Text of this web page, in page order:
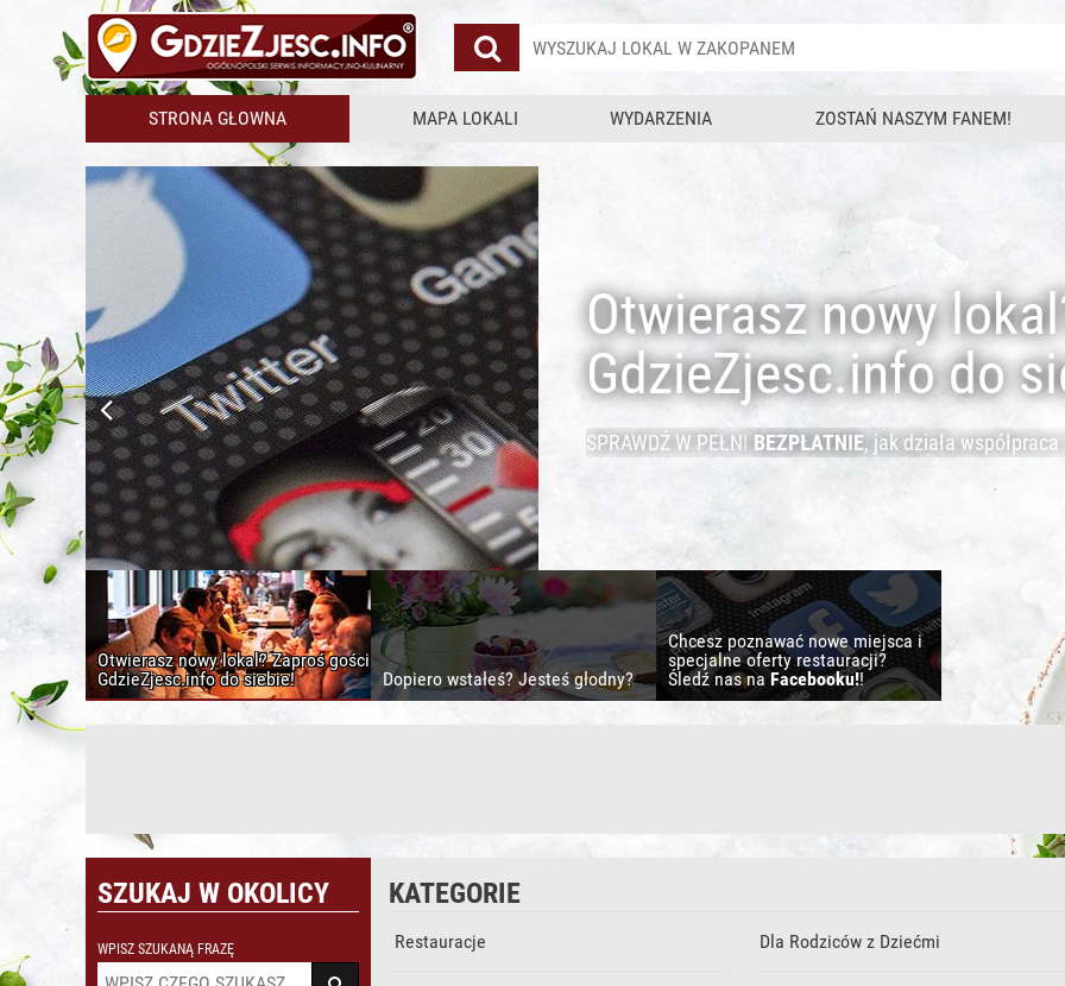
STRONA GŁOWNA MAPA LOKALI WYDARZENIA ZOSTAŃ NASZYM FANEM!
Otwierasz nowy lokal? Zaproś gości
GdzieZjesc.info do siebie!
SPRAWDŹ W PEŁNIBEZPŁATNIE, jak działa współpraca z nami
Otwierasz nowy lokal? Zaproś gości
GdzieZjesc.info do siebie!
Dopiero wstałeś? Jesteś głodny?
Chcesz poznawać nowe miejsca i
specjalne oferty restauracji?
Śledź nas na Facebooku!!
SZUKAJ W OKOLICY
WPISZ SZUKANĄ FRAZĘ
KATEGORIE
Restauracje Dla Rodziców z Dziećmi